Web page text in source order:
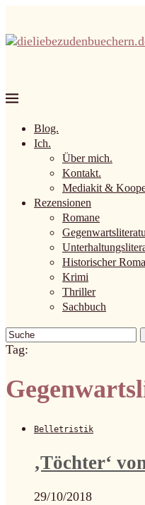
Blog.
Ich.
Über mich.
Kontakt.
Mediakit &
Rezensionen
Romane
Historischer
Krimi
Thriller
Sachbuch
Tag:
Belletristik
‚Töchter‘
29/10/2018